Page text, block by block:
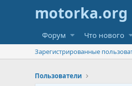
Форум Что нового
Зарегистрированные
Пользователи